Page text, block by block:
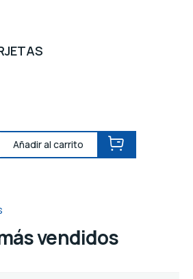
Añadir al carrito
vendidos